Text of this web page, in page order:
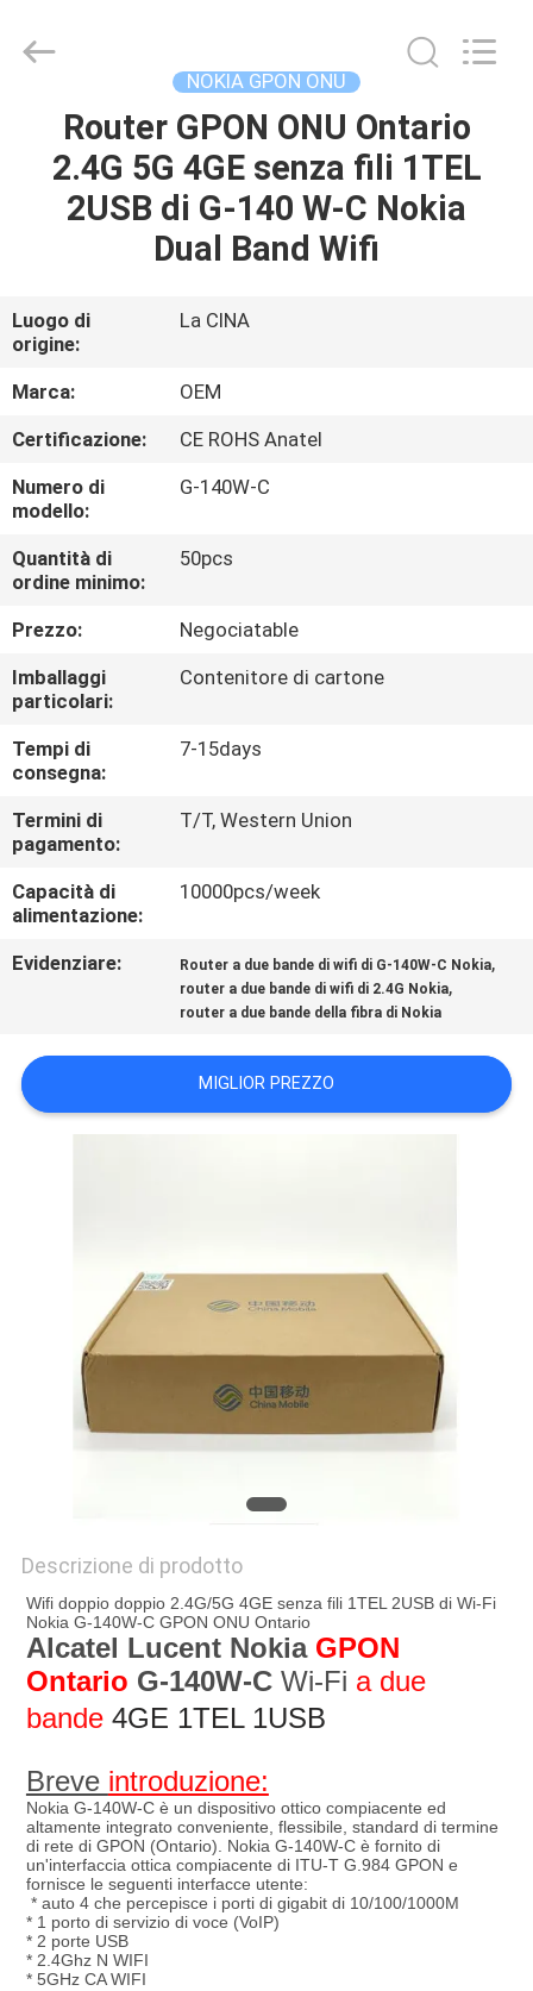
CASA
PRODOTTI
NOI
GIRO
DELLA
FABBRICA
CONTROLLO
DI
QUALITÀ
CONTATTICI
RICHIEDA
UNA
CITAZIONE
DEL
PRIVACY
POLICY
LIMITED.
NOKIA GPON ONU
Router GPON ONU Ontario
2.4G 5G 4GE senza fili 1TEL
2USB di G-140 W-C Nokia
Dual Band Wifi
Luogo di
origine:
La CINA
Marca:
OEM
Certificazione:
CE ROHS Anatel
Numero di
modello:
G-140W-C
Quantità di
ordine minimo:
50pcs
Prezzo:
Negociatable
Imballaggi
particolari:
Contenitore di cartone
Tempi di
consegna:
7-15days
Termini di
pagamento:
T/T, Western Union
Capacità di
alimentazione:
10000pcs/week
Evidenziare: Router a due bande di wifi di G-140W-C Nokia,
router a due bande di wifi di 2.4G Nokia,
router a due bande della fibra di Nokia
MIGLIOR PREZZO
Descrizione di prodotto
Wifi doppio doppio 2.4G/5G 4GE senza fili 1TEL 2USB di Wi-Fi
Nokia G-140W-C GPON ONU Ontario
Alcatel Lucent Nokia GPON
Ontario G-140W-C Wi-Fi a due
bande 4GE 1TEL 1USB
Breve introduzione:
Nokia G-140W-C è un dispositivo ottico compiacente ed
altamente integrato conveniente, flessibile, standard di termine
di rete di GPON (Ontario). Nokia G-140W-C è fornito di
un'interfaccia ottica compiacente di ITU-T G.984 GPON e
fornisce le seguenti interfacce utente:
* auto 4 che percepisce i porti di gigabit di 10/100/1000M
* 1 porto di servizio di voce (VoIP)
* 2 porte USB
* 2.4Ghz N WIFI
* 5GHz CA WIFI